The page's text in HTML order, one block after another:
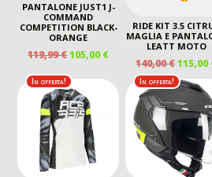
PANTALONE JUST1 J-
COMMAND
COMPETITION BLACK-
ORANGE
119,99€IL
ORIGINALE
ERA:
119,99 €.
105,00€IL
PREZZO
ATTUALE
105,00 €.
RIDE KIT 3.5
MAGLIA E
LEATT MOTO
140,00€IL
PREZZO
ERA:
140,00
115,00
In offerta! In offerta!